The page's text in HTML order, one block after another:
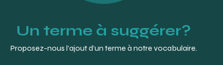
Un terme à suggérer?
Proposez-nous l’ajout d’un terme à notre vocabulaire.